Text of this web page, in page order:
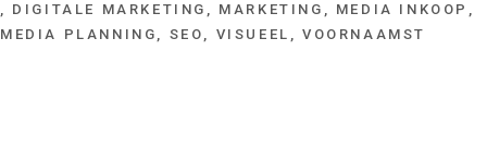
DIGITALE MARKETING
MARKETING
MEDIA INKOOP
MEDIA PLANNING
SEO VISUEEL VOORNAAMST